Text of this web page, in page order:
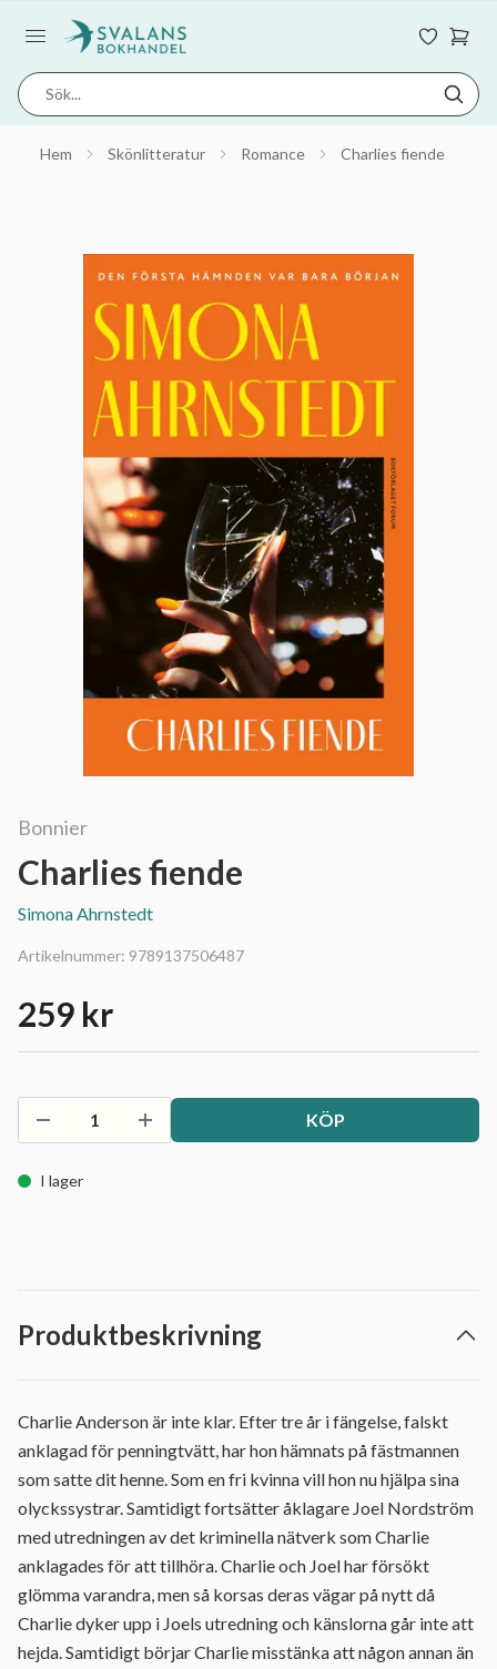
Hem Skönlitteratur Romance Charlies fiende
Bonnier
Charlies fiende
Simona Ahrnstedt
Artikelnummer: 9789137506487
259 kr
KÖP
I lager
Produktbeskrivning
Charlie Anderson är inte klar. Efter tre år i fängelse, falskt
anklagad för penningtvätt, har hon hämnats på fästmannen
som satte dit henne. Som en fri kvinna vill hon nu hjälpa sina
olyckssystrar. Samtidigt fortsätter åklagare Joel Nordström
med utredningen av det kriminella nätverk som Charlie
anklagades för att tillhöra. Charlie och Joel har försökt
glömma varandra, men så korsas deras vägar på nytt då
Charlie dyker upp i Joels utredning och känslorna går inte att
hejda. Samtidigt börjar Charlie misstänka att någon annan än